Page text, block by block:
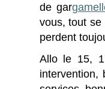
de gar
vous, tout se
perdent
Allo le 15,